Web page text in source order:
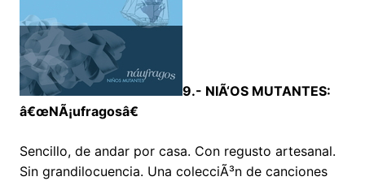
9.- NIÃ‘OS MUTANTES:
â€œNÃ¡ufragosâ€
Sencillo, de andar por casa. Con regusto artesanal.
Sin grandilocuencia. Una colecciÃ³n de canciones